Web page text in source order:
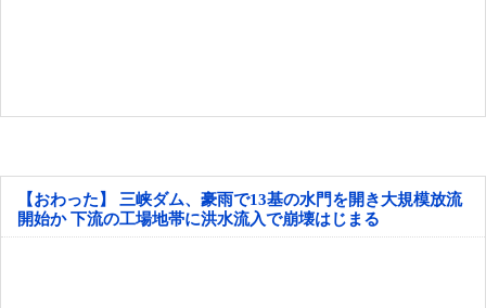
【おわった】 三峡ダム、豪雨で13基の水門を開き大規模放流
開始か 下流の工場地帯に洪水流入で崩壊はじまる